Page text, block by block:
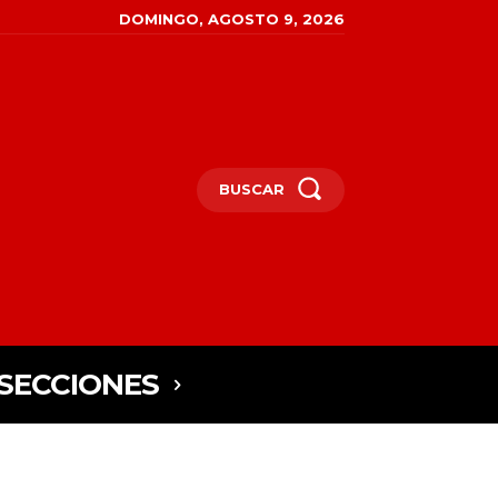
DOMINGO, AGOSTO 9, 2026
BUSCAR